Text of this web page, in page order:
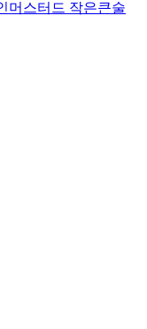
머스터드 작은큰술